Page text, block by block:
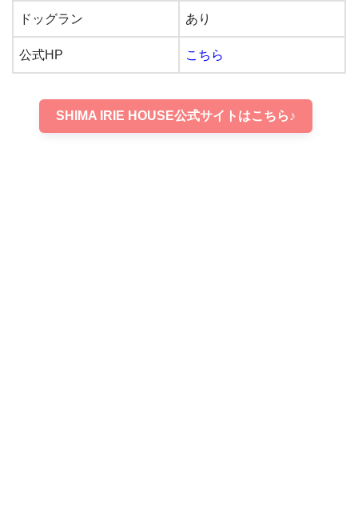
ドッグラン あり
公式HP こちら
SHIMA IRIE HOUSE公式サイトはこちら♪